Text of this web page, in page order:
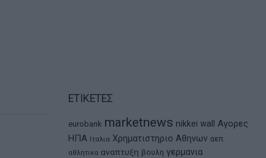
ΕΤΙΚΕΤΕΣ
eurobank marketnews nikkei wall
Αγορες
ΗΠΑ Ιταλια Χρηματιστηριο Αθηνων αεπ
αθλητικα αναπτυξη βουλη γερμανια